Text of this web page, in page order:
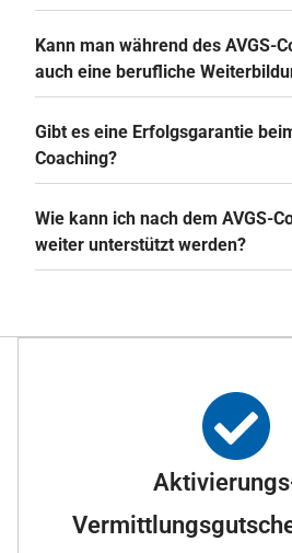
Kann man während des AVGS-
auch eine berufliche
Gibt es eine Erfolgsgarantie
Coaching?
Wie kann ich nach dem AVGS-
weiter unterstützt werden?